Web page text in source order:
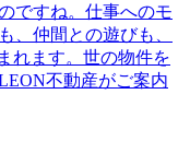
ですね。仕事へのモ
、仲間との遊びも、
れます。世の物件を
不動産がご案内